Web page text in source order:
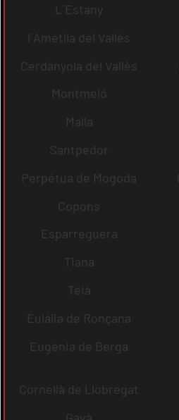
L´Estany
l´Ametlla del Vallès
Cerdanyola del Vallès
Montmeló
Malla
Santpedor
Perpètua de Mogoda
Copons
Esparreguera
Tiana
Teià
Eulàlia de Ronçana
Eugènia de Berga
Cornellà de Llobregat